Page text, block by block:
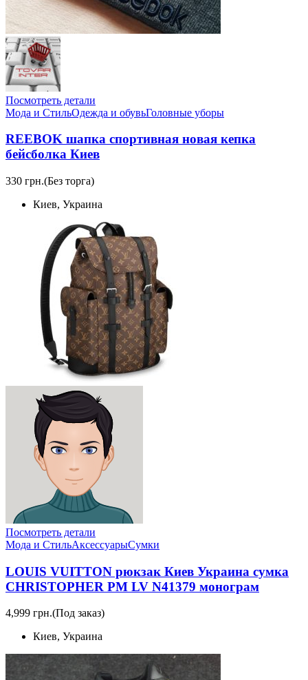
Посмотреть детали
Мода и СтильОдежда и обувьГоловные уборы
REEBOK шапка спортивная новая кепка
бейсболка Киев
330 грн.(Без торга)
Киев, Украина
Посмотреть детали
Мода и СтильАксессуарыСумки
LOUIS VUITTON рюкзак Киев Украина сумка
CHRISTOPHER PM LV N41379 монограм
4,999 грн.(Под заказ)
Киев, Украина